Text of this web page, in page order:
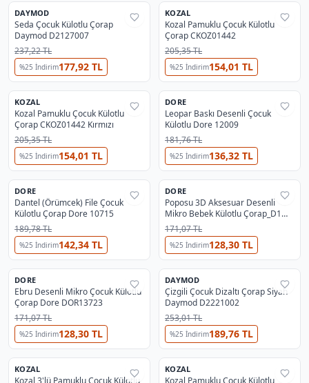
%37
DAYMOD
Seda Çocuk Külotlu Çorap
Daymod D2127007
237,22 TL
%25 İndirim177,92 TL
%38
KOZAL
Kozal Pamuklu Çocuk Külotlu
Çorap CKOZ01442
205,35 TL
%25 İndirim154,01 TL
%38
KOZAL
Kozal Pamuklu Çocuk Külotlu
Çorap CKOZ01442 Kırmızı
205,35 TL
%25 İndirim154,01 TL
%33
2
DORE
Leopar Baskı Desenli Çocuk
Külotlu Dore 12009
181,76 TL
%25 İndirim136,32 TL
%32
12
DORE
Dantel (Örümcek) File Çocuk
Külotlu Çorap Dore 10715
189,78 TL
%25 İndirim142,34 TL
%33
2
DORE
Poposu 3D Aksesuar Desenli
Mikro Bebek Külotlu Çorap_D1
Dore 13594
171,07 TL
%25 İndirim128,30 TL
%33
5
DORE
Ebru Desenli Mikro Çocuk Külotlu
Çorap Dore DOR13723
171,07 TL
%25 İndirim128,30 TL
%25
DAYMOD
Çizgili Çocuk Dizaltı Çorap Siyah
Daymod D2221002
253,01 TL
%25 İndirim189,76 TL
%38
KOZAL
Kozal 3'lü Pamuklu Çocuk Külotlu
%38
KOZAL
Kozal Pamuklu Çocuk Külotlu